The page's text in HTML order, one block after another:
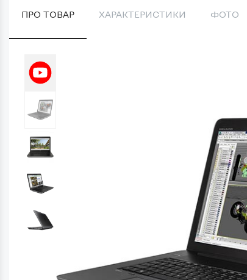
ПРО ТОВАР ХАРАКТЕРИСТИКИ ФОТО